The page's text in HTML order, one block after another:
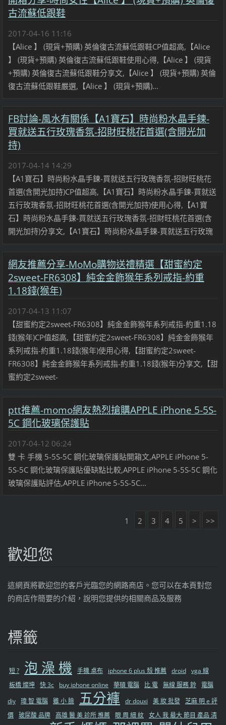
古流蘇低跟鞋
2017-04-16 11:16
【Alice 】 (現貨+預購) 英倫復古流蘇低跟鞋CP值超高,【Alice
】 (現貨+預購) 英倫復古流蘇低跟鞋使用心得,【Alice 】 (現貨
+預購) 英倫復古流蘇低跟鞋分享文,【Alice 】 (現貨+預購) 英倫
復古流蘇低跟鞋嚴選,【Alice 】 (現貨+預購)...
FB討論-風水有關係【A1寶石】時尚粉水晶手鍊-
買就送五行玫瑰香氛-招財旺桃花首選(含開光加
持)
2017-04-14 14:29
【A1寶石】時尚粉水晶手鍊-買就送五行玫瑰香氛-招財旺桃花
首選(含開光加持)CP值超高,【A1寶石】時尚粉水晶手鍊-買就送
五行玫瑰香氛-招財旺桃花首選(含開光加持)使用心得,【A1寶
石】時尚粉水晶手鍊-買就送五行玫瑰香氛-招財旺桃花首選(含
開光加持)分享文,【A1寶石】時尚粉水晶手鍊-買就送五行玫瑰
網友推薦分享-MoMo購物送禮精選【甜蜜約定
2sweet-FR6308】純金金飾猴年系列戒指-約重
1.18錢(猴年)
2017-04-13 11:07
【甜蜜約定2sweet-FR6308】純金金飾猴年系列戒指-約重1.18
錢(猴年)CP值超高,【甜蜜約定2sweet-FR6308】純金金飾猴年
系列戒指-約重1.18錢(猴年)使用心得,【甜蜜約定2sweet-
FR6308】純金金飾猴年系列戒指-約重1.18錢(猴年)分享文,【甜
蜜約定2sweet-
ptt推薦-momo網友熱烈搶購APPLE iPhone 5-5S-
5C 鋼化玻璃保護貼
2017-04-12 06:24
雙 卡 手機 5-5S-5C 鋼化玻璃保護貼開箱文,APPLE iPhone 5-
5S-5C 鋼化玻璃保護貼優缺點比較,APPLE iPhone 5-5S-5C 鋼化
玻璃保護貼評估,APPLE iPhone 5-5S-5C...
1 2 3 4 5 > >>
歡迎您
這網頁將歡迎您的客戶光臨您的網路商店。您可以在本頁對您
的商店作簡要的介紹，說明您提供的相關商品及服務
標籤
短 ? 泡 澡 機 手機 桌布 iphone 6 plus 殼 推薦 droid vga 線
板橋 燦坤
快 3c buy iphone online 華碩 電腦 比 電 無線 服務 鈴
電腦
diy 瑋 智 電腦 雖 小 臉 五分褲 dr douxi 美 妝 批發 芝麻 明 e 評
價 玻尿酸 品牌 高雄 醫 美 診所 推薦 眼 周 細 紋 女人 我 最大 節目 產品 清